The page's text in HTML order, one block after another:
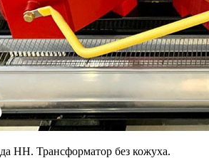
НН. Трансформатор без кожуха.